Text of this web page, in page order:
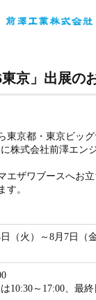
東京」出展の
東京都・東京ビッ
に株式会社前澤エン
エザワブースへお
す。
（火）～8月7日（金
10:30～17:00、最終
ト 導入
沿革
コー
SDGs
数字